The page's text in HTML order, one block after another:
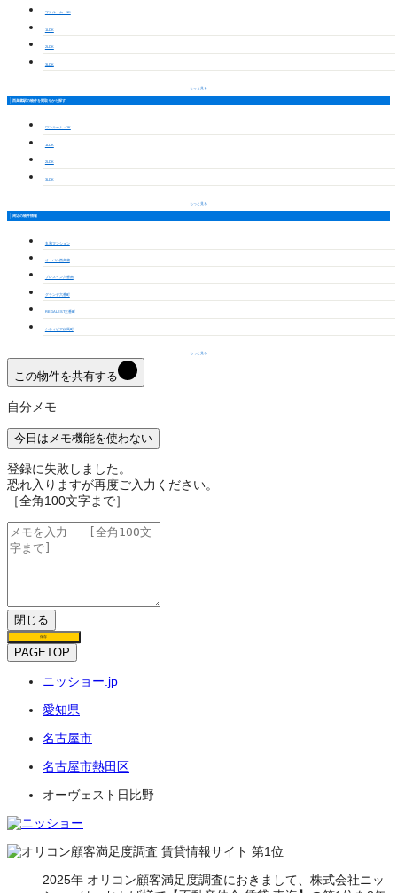
ワンルーム・1K
1LDK
2LDK
3LDK
もっと見る
西高蔵駅の物件を間取りから探す
ワンルーム・1K
1LDK
2LDK
3LDK
もっと見る
周辺の物件情報
丸和マンション
オーバル西高蔵
プレスイン六番南
グランデ六番町
REGALEST三番町
シティピア伝馬町
もっと見る
この物件を共有する
自分メモ
今日はメモ機能を使わない
登録に失敗しました。
恐れ入りますが再度ご入力ください。
［全角100文字まで］
閉じる
保存
PAGETOP
ニッショー.jp
愛知県
名古屋市
名古屋市熱田区
オーヴェスト日比野
2025年 オリコン顧客満足度調査におきまして、株式会社ニッ